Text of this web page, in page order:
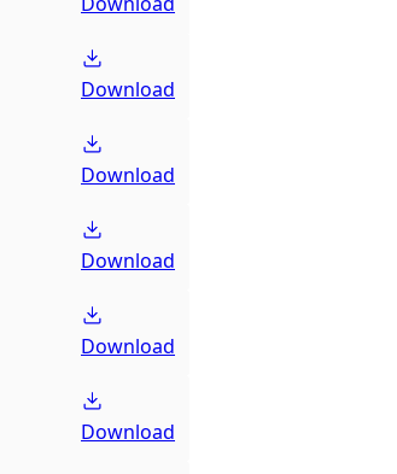
Download
Download
Download
Download
Download